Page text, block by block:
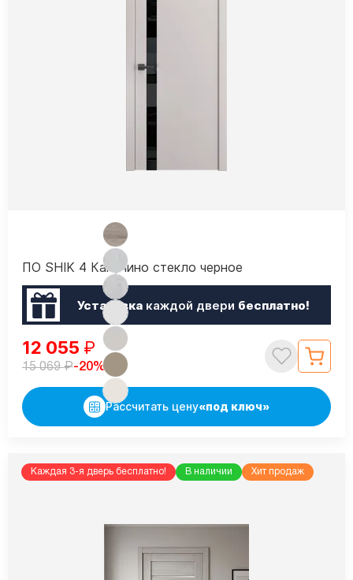
ПО SHIK 4 Капучино стекло черное
Установкакаждой двери бесплатно!
12 055 ₽
15 069₽-20%
Рассчитать цену«под ключ»
Каждая 3-я дверь бесплатно! В наличии Хит продаж